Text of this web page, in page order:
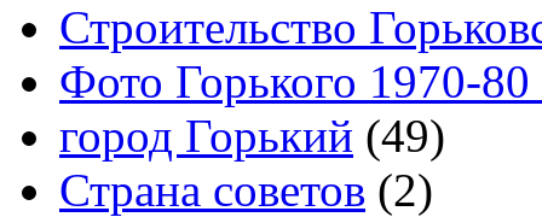
Строительство
Фото Горького 1970-80
город Горький (49)
Страна советов (2)